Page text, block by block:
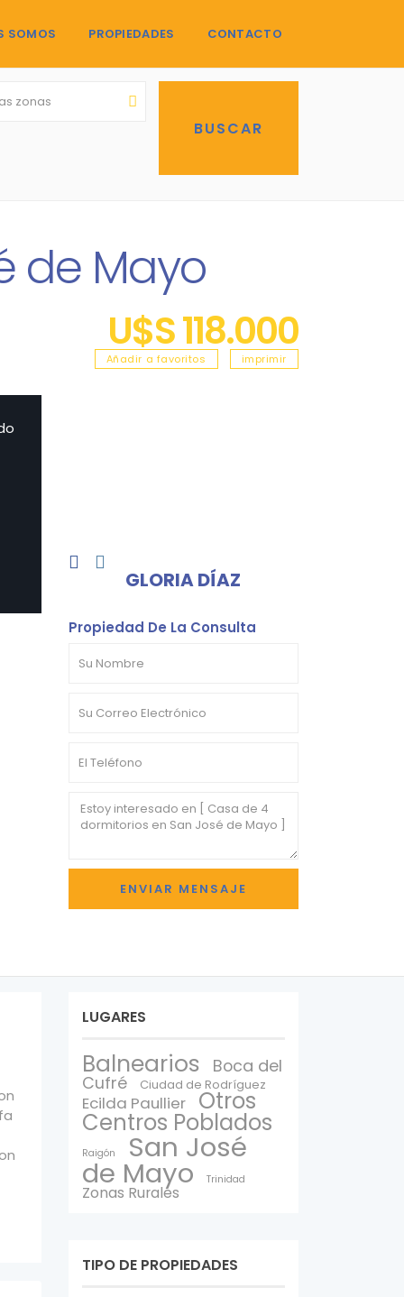
SOMOS PROPIEDADES CONTACTO
zonas
de Mayo
U$S 118.000
Añadir a favoritos imprimir
GLORIA DÍAZ
Propiedad De La Consulta
LUGARES
Balnearios Boca del
Cufré Ciudad de Rodríguez
Ecilda Paullier Otros
Centros Poblados
Raigón San José
de Mayo Trinidad
Zonas Rurales
TIPO DE PROPIEDADES